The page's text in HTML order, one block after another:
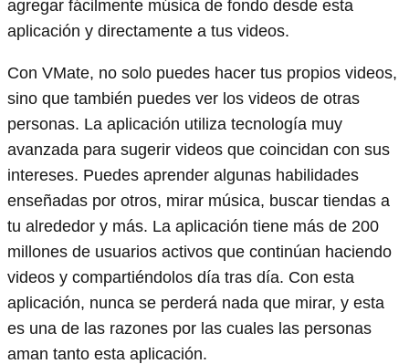
agregar fácilmente música de fondo desde esta
aplicación y directamente a tus videos.
Con VMate, no solo puedes hacer tus propios videos,
sino que también puedes ver los videos de otras
personas. La aplicación utiliza tecnología muy
avanzada para sugerir videos que coincidan con sus
intereses. Puedes aprender algunas habilidades
enseñadas por otros, mirar música, buscar tiendas a
tu alrededor y más. La aplicación tiene más de 200
millones de usuarios activos que continúan haciendo
videos y compartiéndolos día tras día. Con esta
aplicación, nunca se perderá nada que mirar, y esta
es una de las razones por las cuales las personas
aman tanto esta aplicación.